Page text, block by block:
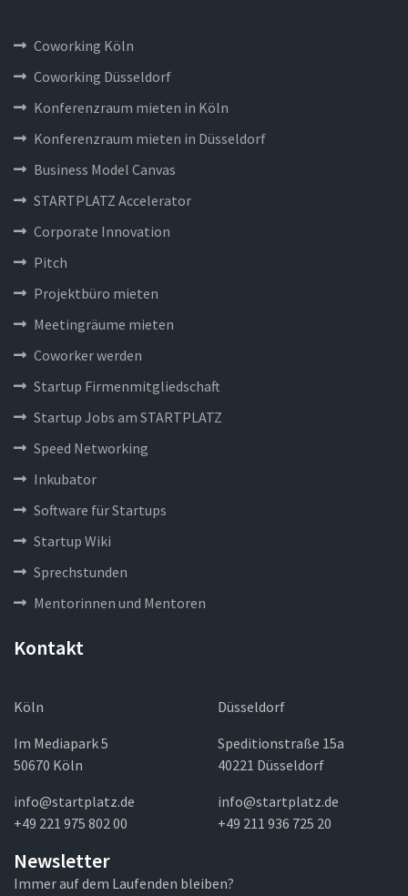
Coworking Köln
Coworking Düsseldorf
Konferenzraum mieten in Köln
Konferenzraum mieten in Düsseldorf
Business Model Canvas
STARTPLATZ Accelerator
Corporate Innovation
Pitch
Projektbüro mieten
Meetingräume mieten
Coworker werden
Startup Firmenmitgliedschaft
Startup Jobs am STARTPLATZ
Speed Networking
Inkubator
Software für Startups
Startup Wiki
Sprechstunden
Mentorinnen und Mentoren
Kontakt
Köln
Im Mediapark 5
50670 Köln
info@startplatz.de
+49 221 975 802 00
Düsseldorf
Speditionstraße 15a
40221 Düsseldorf
info@startplatz.de
+49 211 936 725 20
Newsletter
Immer auf dem Laufenden bleiben?